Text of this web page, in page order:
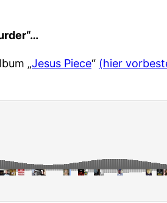
„Jesus Piece“ (hier